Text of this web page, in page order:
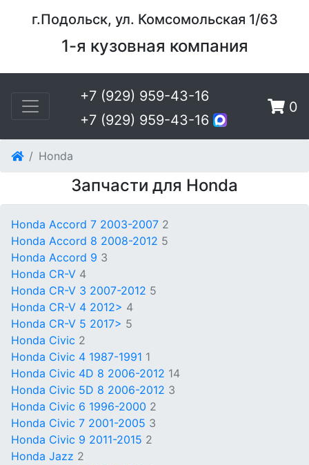
г.Подольск, ул. Комсомольская 1/63
1-я кузовная компания
+7 (929) 959-43-16
+7 (929) 959-43-16
0
Honda
Запчасти для Honda
Honda Accord 7 2003-2007 2
Honda Accord 8 2008-2012 5
Honda Accord 9 3
Honda CR-V 4
Honda CR-V 3 2007-2012 5
Honda CR-V 4 2012> 4
Honda CR-V 5 2017> 5
Honda Civic 2
Honda Civic 4 1987-1991 1
Honda Civic 4D 8 2006-2012 14
Honda Civic 5D 8 2006-2012 3
Honda Civic 6 1996-2000 2
Honda Civic 7 2001-2005 3
Honda Civic 9 2011-2015 2
Honda Jazz 2